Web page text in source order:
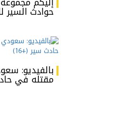
حوادث السير
بالفيديو:
مقتله في